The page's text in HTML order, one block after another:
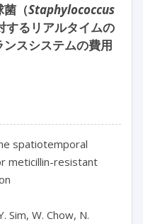
菌（Staphylococcus
するリアルタイムの
スシステムの費用
spatiotemporal
Sim, W. Chow, N.